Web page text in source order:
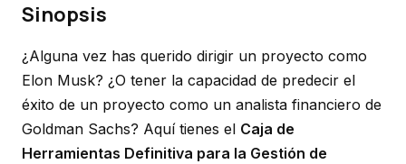
Sinopsis
¿Alguna vez has querido dirigir un proyecto como
Elon Musk? ¿O tener la capacidad de predecir el
éxito de un proyecto como un analista financiero de
Goldman Sachs? Aquí tienes el Caja de
Herramientas Definitiva para la Gestión de